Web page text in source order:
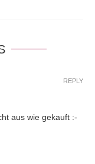
aus wie gekauft :-
REPLY